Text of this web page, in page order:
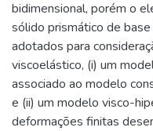
bidimensional, porém o
sólido prismático de
adotados para
viscoelástico, (i) um
associado ao modelo
e (ii) um modelo visco-
deformações finitas